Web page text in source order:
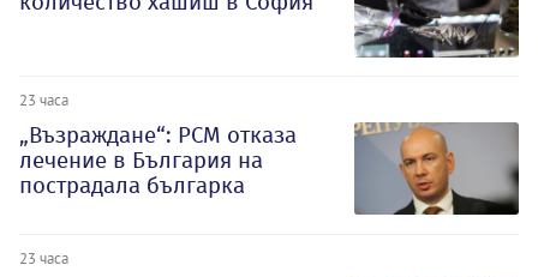
23 часа
„Възраждане“: РСМ отказа
лечение в България на
пострадала българка
23 часа